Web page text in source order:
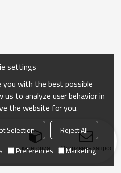
категория Отправить запрос
settings
you with the best possible
us to analyze user behavior in
the website for you.
Selection
Reject All
Preferences Marketing